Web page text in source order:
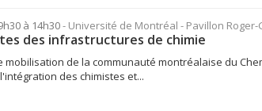
à 14h30- Université de Montréal - Pavillon
des infrastructures de chimie
mobilisation de la communauté montréalaise du
des chimistes et...